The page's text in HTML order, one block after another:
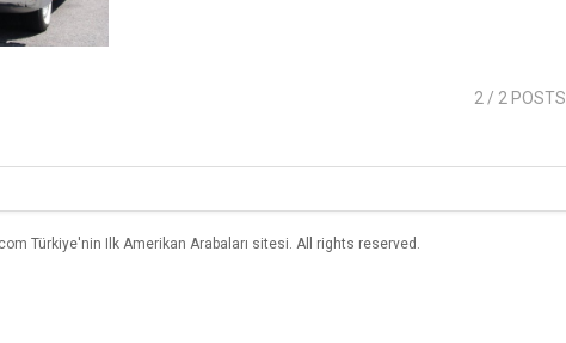
2 / 2 POSTS
Türkiye'nin Ilk Amerikan Arabaları sitesi. All rights reserved.